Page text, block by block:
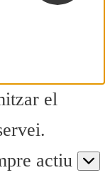
el
actiu